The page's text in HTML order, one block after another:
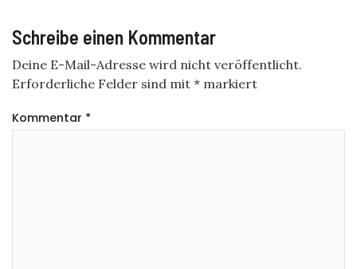
Schreibe einen Kommentar
Deine E-Mail-Adresse wird nicht veröffentlicht.
Erforderliche Felder sind mit * markiert
Kommentar *